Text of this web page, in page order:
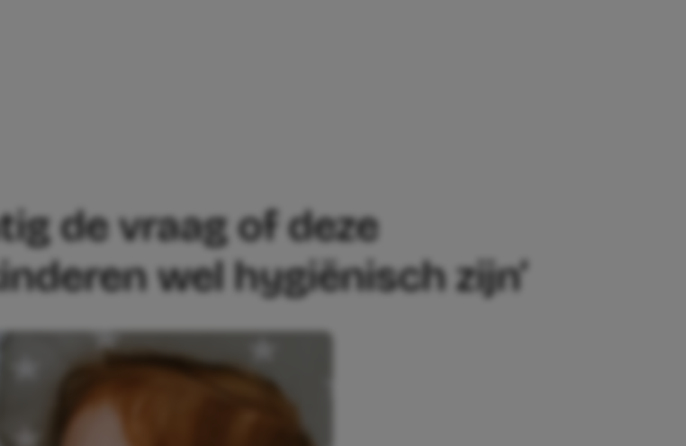
de vraag of deze
wel hygiënisch zijn’